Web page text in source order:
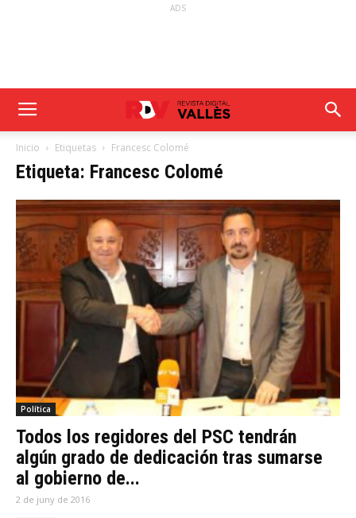
ADS
Inicio Etiquetas Francesc Colomé
Etiqueta: Francesc Colomé
Política
Todos los regidores del PSC tendrán
algún grado de dedicación tras sumarse
al gobierno de...
2 de juny de 2016